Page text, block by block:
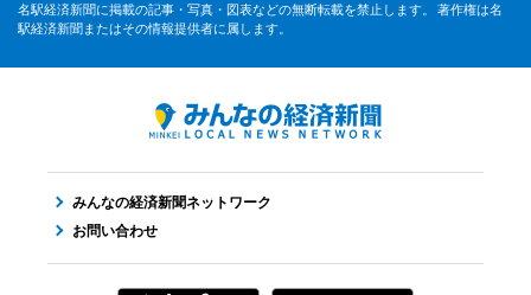
名駅経済新聞に掲載の記事・写真・図表などの無断転載を禁止します。 著作権は名
駅経済新聞またはその情報提供者に属します。
みんなの経済新聞ネットワーク
お問い合わせ